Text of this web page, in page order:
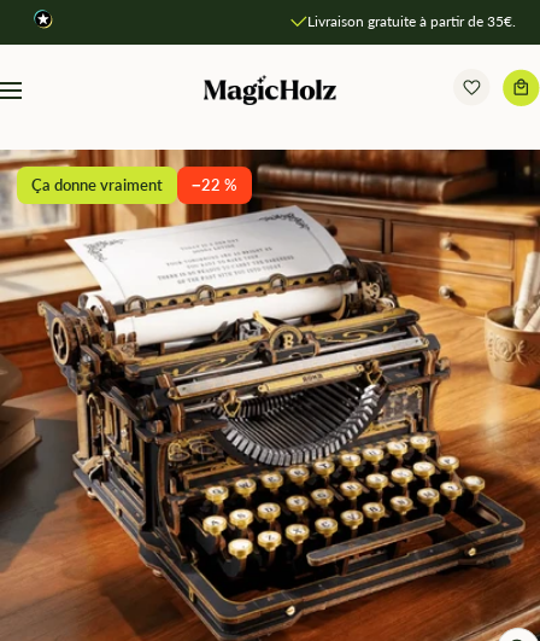
Livraison gratuite à partir de 35€.
Navigation MagicHolz
Ça donne vraiment −22 %